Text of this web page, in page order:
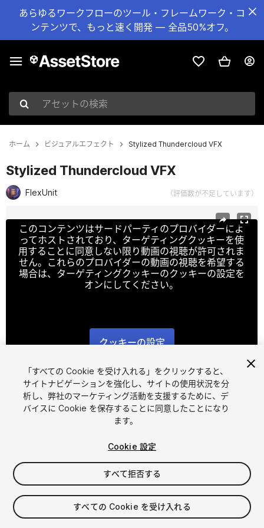
あらゆるワークフローのツール・フレームワーク・コ
ンテンツで、もっと速く開発 — 全品50%オフ。
アセットの検索
ホーム ビジュアルエフェクト Stylized Thundercloud VFX
Stylized Thundercloud VFX
FlexUnit （評価数が不足しています）
このコンテンツはサードパーティのプロバイダーによ
ってホストされており、ターゲティングクッキーを使
用することに同意しない限り動画の視聴が許可されま
せん。これらのプロバイダーの動画の視聴を希望する
場合は、ターゲティングクッキーのクッキーの設定を
オンにしてください。
クッキーの設定
FREE
82viewsin the past week
「すべての Cookie を受け入れる」をクリックすると、
サイトナビゲーションを強化し、サイトの使用状況を分
析し、弊社のマーケティング活動を支援するために、デ
バイスに Cookie を保存することに同意したことになり
ます。
Cookie 設定
すべて拒否する
すべての Cookie を受け入れる